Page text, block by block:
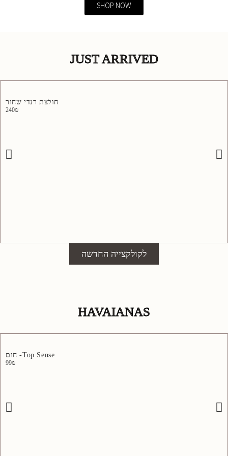
SHOP NOW
JUST ARRIVED
חולצת רנדי שחור
240₪
לקולקצייה החדשה
HAVAIANAS
Top Sense- חום
99₪